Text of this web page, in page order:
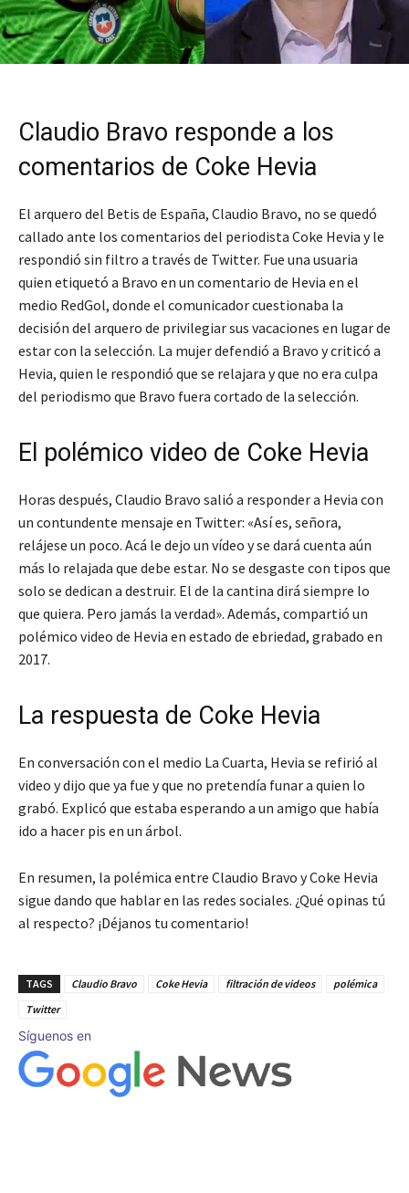
Claudio Bravo responde a los
comentarios de Coke Hevia
El arquero del Betis de España, Claudio Bravo, no se quedó
callado ante los comentarios del periodista Coke Hevia y le
respondió sin filtro a través de Twitter. Fue una usuaria
quien etiquetó a Bravo en un comentario de Hevia en el
medio RedGol, donde el comunicador cuestionaba la
decisión del arquero de privilegiar sus vacaciones en lugar de
estar con la selección. La mujer defendió a Bravo y criticó a
Hevia, quien le respondió que se relajara y que no era culpa
del periodismo que Bravo fuera cortado de la selección.
El polémico video de Coke Hevia
Horas después, Claudio Bravo salió a responder a Hevia con
un contundente mensaje en Twitter: «Así es, señora,
relájese un poco. Acá le dejo un vídeo y se dará cuenta aún
más lo relajada que debe estar. No se desgaste con tipos que
solo se dedican a destruir. El de la cantina dirá siempre lo
que quiera. Pero jamás la verdad». Además, compartió un
polémico video de Hevia en estado de ebriedad, grabado en
2017.
La respuesta de Coke Hevia
En conversación con el medio La Cuarta, Hevia se refirió al
video y dijo que ya fue y que no pretendía funar a quien lo
grabó. Explicó que estaba esperando a un amigo que había
ido a hacer pis en un árbol.
En resumen, la polémica entre Claudio Bravo y Coke Hevia
sigue dando que hablar en las redes sociales. ¿Qué opinas tú
al respecto? ¡Déjanos tu comentario!
TAGS Claudio Bravo Coke Hevia filtración de videos
polémica
Twitter
Síguenos en